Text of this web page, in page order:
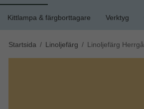
Kittlampa & färgborttagare Verktyg
Startsida / Linoljefärg / Linoljefärg